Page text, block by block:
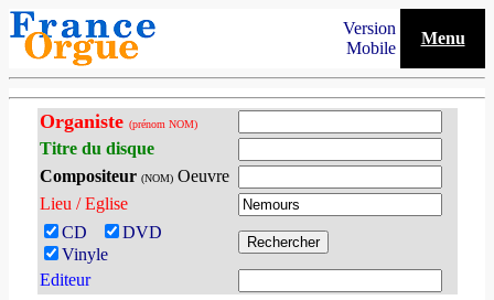
Version
Mobile
Menu
Organiste (prénom NOM)
Titre du disque
Compositeur (NOM)Oeuvre
Lieu / Eglise
CD
DVD
Vinyle
Editeur